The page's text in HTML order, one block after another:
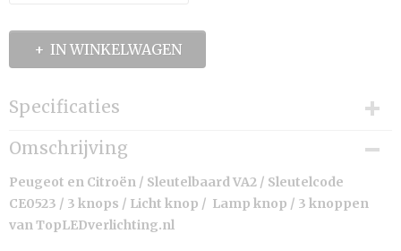
IN WINKELWAGEN
Specificaties
Productcode
Sleutel 11
Levertijd:
één werkdag
Merk:
Omschrijving
Peugeot en Citroën / Sleutelbaard VA2 / Sleutelcode
CE0523 / 3 knops / Licht knop / Lamp knop / 3 knoppen
van TopLEDverlichting.nl